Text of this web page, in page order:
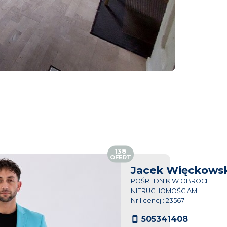
Jacek
POŚREDNIK W OBROCIE
NIERUCHOMOŚCIAMI
Nr licencji: 23567
505341408
138
OFERT